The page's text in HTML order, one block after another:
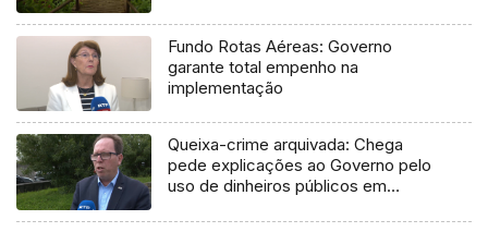
Fundo Rotas Aéreas: Governo
garante total empenho na
implementação
Queixa-crime arquivada: Chega
pede explicações ao Governo pelo
uso de dinheiros públicos em